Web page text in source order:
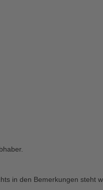
in den Bemerkungen steht